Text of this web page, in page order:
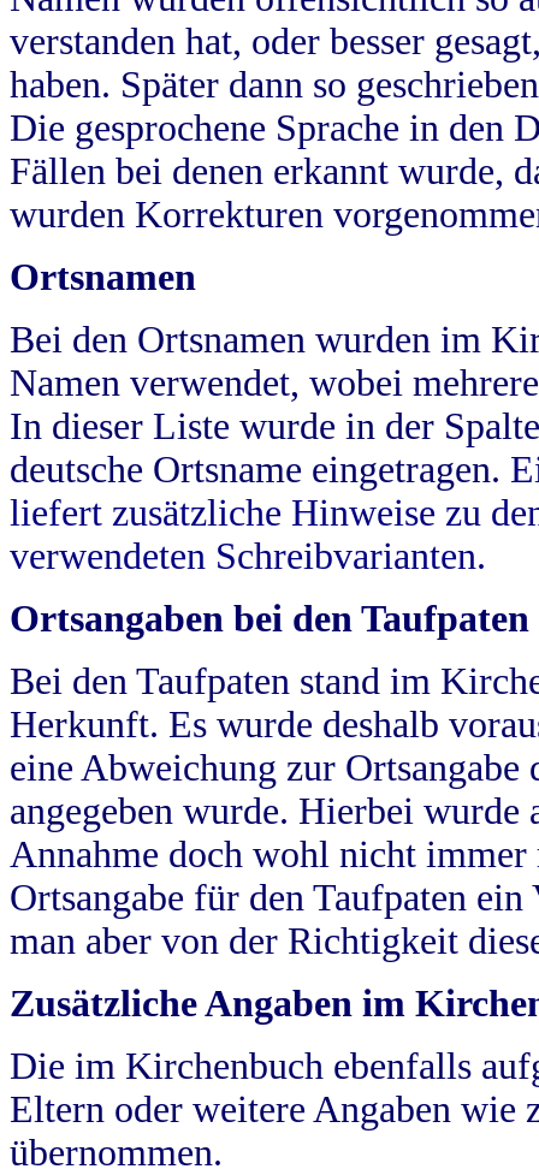
verstanden hat, oder besser
haben. Später dann so
Die gesprochene Sprache in
Fällen bei denen erkannt wurde,
wurden Korrekturen
Ortsnamen
Bei den Ortsnamen wurden im
Namen verwendet, wobei
In dieser Liste wurde in der
deutsche Ortsname eingetragen.
liefert zusätzliche Hinweise zu
verwendeten Schreibvarianten.
Ortsangaben bei den Taufpaten
Bei den Taufpaten stand im
Herkunft. Es wurde deshalb
eine Abweichung zur
angegeben wurde. Hierbei wurde
Annahme doch wohl nicht
Ortsangabe für den Taufpaten
man aber von der Richtigkeit
Zusätzliche Angaben im
Die im Kirchenbuch ebenfalls
Eltern oder weitere Angaben wie
übernommen.